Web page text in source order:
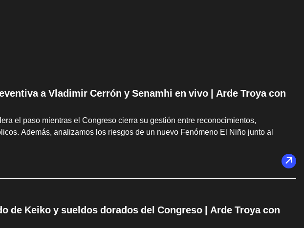
a Vladimir Cerrón y Senamhi en vivo | Arde Troya con
el paso mientras el Congreso cierra su gestión entre reconocimientos,
Además, analizamos los riesgos de un nuevo Fenómeno El Niño junto al
de Keiko y sueldos dorados del Congreso | Arde Troya con